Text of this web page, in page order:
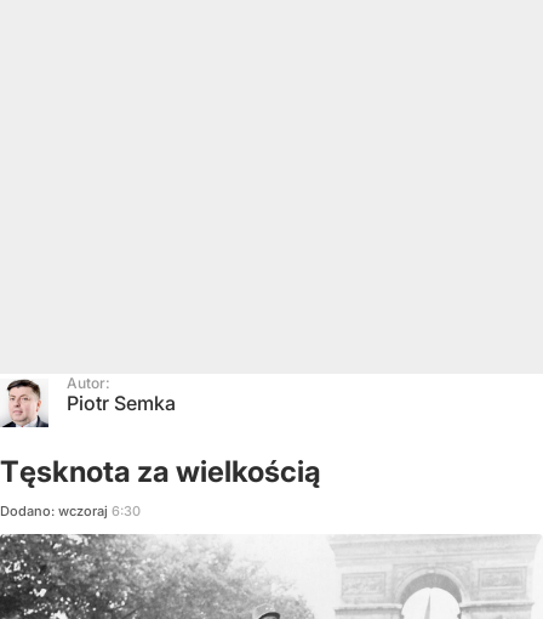
Autor:
Piotr Semka
Tęsknota za wielkością
Dodano: wczoraj 6:30